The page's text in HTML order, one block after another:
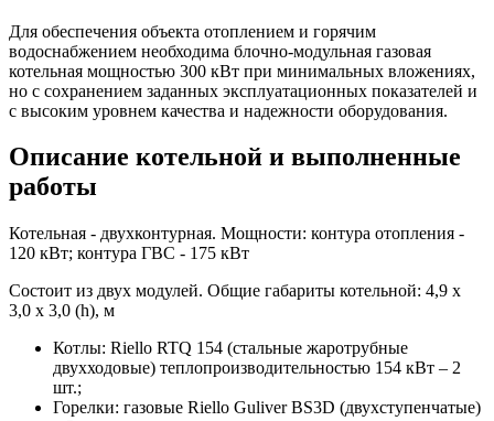
Для обеспечения объекта отоплением и горячим
водоснабжением необходима блочно-модульная газовая
котельная мощностью 300 кВт при минимальных вложениях,
но с сохранением заданных эксплуатационных показателей и
с высоким уровнем качества и надежности оборудования.
Описание котельной и выполненные
работы
Котельная - двухконтурная. Мощности: контура отопления -
120 кВт; контура ГВС - 175 кВт
Состоит из двух модулей. Общие габариты котельной: 4,9 х
3,0 х 3,0 (h), м
Котлы: Riello RTQ 154 (стальные жаротрубные
двухходовые) теплопроизводительностью 154 кВт – 2
шт.;
Горелки: газовые Riello Guliver BS3D (двухступенчатые)